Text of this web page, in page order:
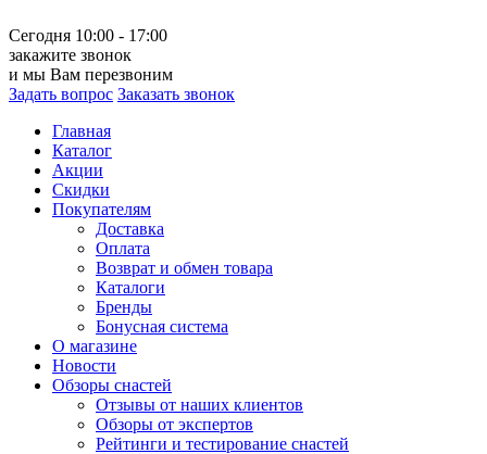
Сегодня 10:00 - 17:00
закажите звонок
и мы Вам перезвоним
Задать вопрос Заказать звонок
Главная
Каталог
Акции
Скидки
Покупателям
Доставка
Оплата
Возврат и обмен товара
Каталоги
Бренды
Бонусная система
О магазине
Новости
Обзоры снастей
Отзывы от наших клиентов
Обзоры от экспертов
Рейтинги и тестирование снастей